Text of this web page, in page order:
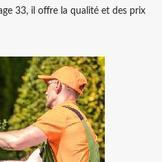
33, il offre la qualité et des prix